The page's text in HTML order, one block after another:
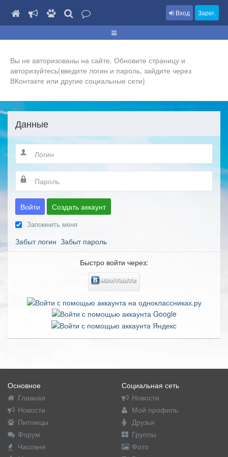
Вход Зарег.
Вы не авторизованы на сайте. Обновите страницу и
авторизуйтесь(введите логин и пароль, зайдите через
ВКонтакте или другие социальные сети)
Данные
Войти Создать аккаунт
Запомнить меня
Забыт логин Забыт пароль
Быстро войти через:
Основное
Главная
Новости
Питомцы
Форум
Часовня
Социальная сеть
Новости
Мой профиль
Друзья
Группы
Фото